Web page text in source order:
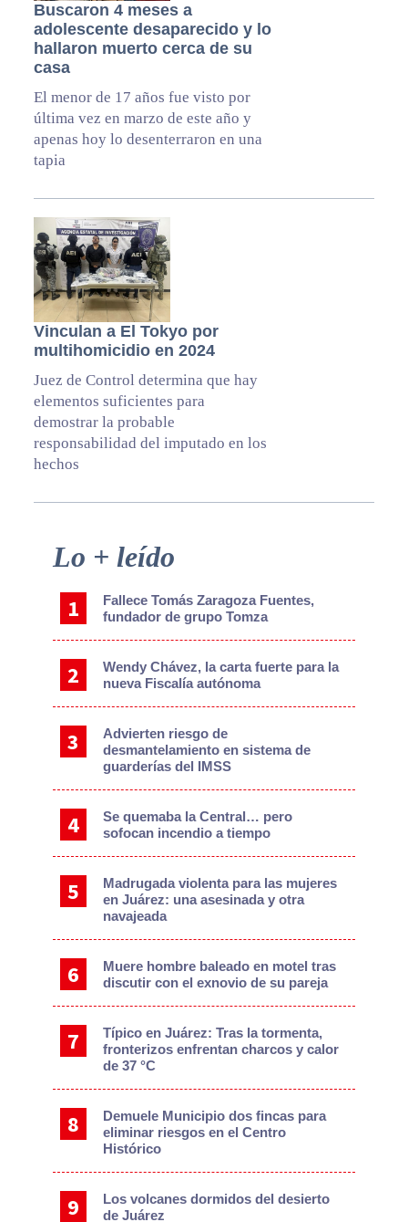
Buscaron 4 meses a
adolescente desaparecido y lo
hallaron muerto cerca de su
casa
El menor de 17 años fue visto por
última vez en marzo de este año y
apenas hoy lo desenterraron en una
tapia
Vinculan a El Tokyo por
multihomicidio en 2024
Juez de Control determina que hay
elementos suficientes para
demostrar la probable
responsabilidad del imputado en los
hechos
Primary
Lo + leído
Fallece Tomás Zaragoza Fuentes,
fundador de grupo Tomza
Wendy Chávez, la carta fuerte para la
nueva Fiscalía autónoma
Advierten riesgo de
desmantelamiento en sistema de
guarderías del IMSS
Se quemaba la Central… pero
sofocan incendio a tiempo
Madrugada violenta para las mujeres
en Juárez: una asesinada y otra
navajeada
Muere hombre baleado en motel tras
discutir con el exnovio de su pareja
Típico en Juárez: Tras la tormenta,
fronterizos enfrentan charcos y calor
de 37 °C
Demuele Municipio dos fincas para
eliminar riesgos en el Centro
Histórico
Los volcanes dormidos del desierto
de Juárez